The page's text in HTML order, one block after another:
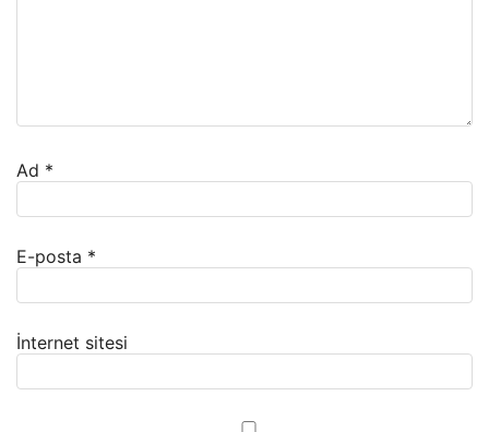
Ad *
E-posta *
İnternet sitesi